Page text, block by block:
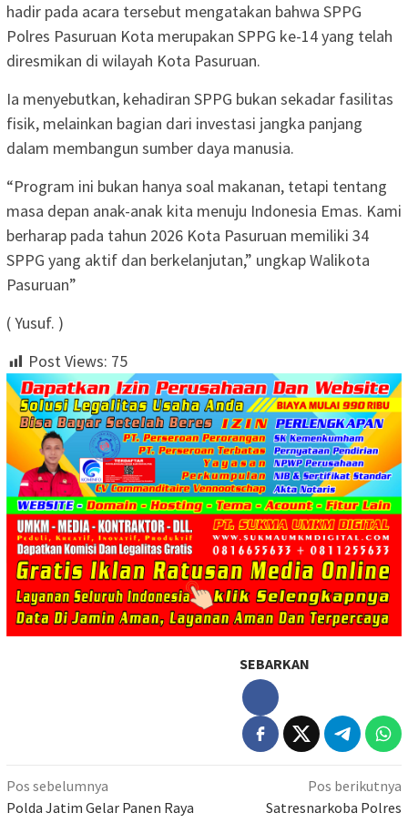
hadir pada acara tersebut mengatakan bahwa SPPG
Polres Pasuruan Kota merupakan SPPG ke-14 yang telah
diresmikan di wilayah Kota Pasuruan.
Ia menyebutkan, kehadiran SPPG bukan sekadar fasilitas
fisik, melainkan bagian dari investasi jangka panjang
dalam membangun sumber daya manusia.
“Program ini bukan hanya soal makanan, tetapi tentang
masa depan anak-anak kita menuju Indonesia Emas. Kami
berharap pada tahun 2026 Kota Pasuruan memiliki 34
SPPG yang aktif dan berkelanjutan,” ungkap Walikota
Pasuruan”
( Yusuf. )
Post Views: 75
SEBARKAN
Navigasi
pos
Pos sebelumnya
Polda Jatim Gelar Panen Raya
Pos berikutnya
Satresnarkoba Polres